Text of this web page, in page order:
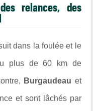
relances, des
dans la foulée et le
plus de 60 km de
Burgaudeau et
et sont lâchés par